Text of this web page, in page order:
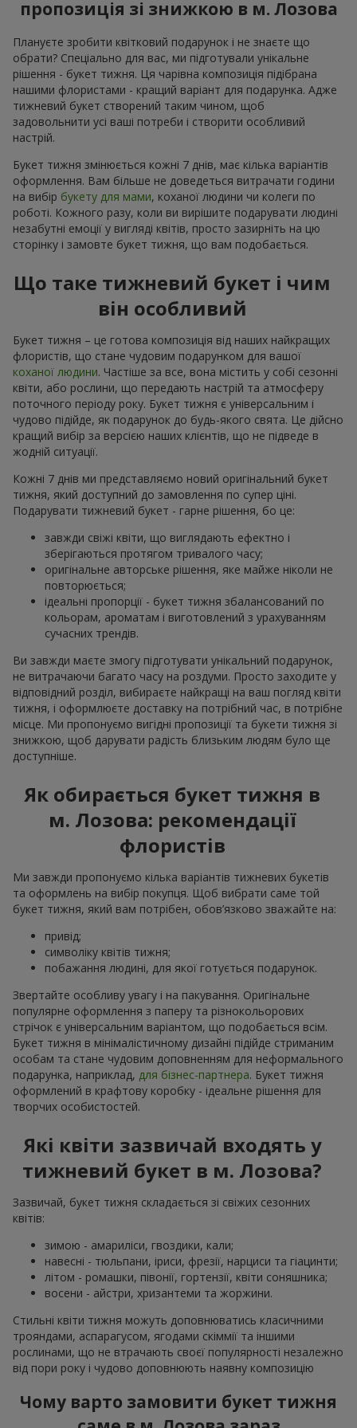
пропозиція зі знижкою в м. Лозова
Плануєте зробити квітковий подарунок і не знаєте що
обрати? Спеціально для вас, ми підготували унікальне
рішення - букет тижня. Ця чарівна композиція підібрана
нашими флористами - кращий варіант для подарунка. Адже
тижневий букет створений таким чином, щоб
задовольнити усі ваші потреби і створити особливий
настрій.
Букет тижня змінюється кожні 7 днів, має кілька варіантів
оформлення. Вам більше не доведеться витрачати години
на вибір букету для мами, коханої людини чи колеги по
роботі. Кожного разу, коли ви вирішите подарувати людині
незабутні емоції у вигляді квітів, просто зазирніть на цю
сторінку і замовте букет тижня, що вам подобається.
Що таке тижневий букет і чим
він особливий
Букет тижня – це готова композиція від наших найкращих
флористів, що стане чудовим подарунком для вашої
коханої людини. Частіше за все, вона містить у собі сезонні
квіти, або рослини, що передають настрій та атмосферу
поточного періоду року. Букет тижня є універсальним і
чудово підійде, як подарунок до будь-якого свята. Це дійсно
кращий вибір за версією наших клієнтів, що не підведе в
жодній ситуації.
Кожні 7 днів ми представляємо новий оригінальний букет
тижня, який доступний до замовлення по супер ціні.
Подарувати тижневий букет - гарне рішення, бо це:
завжди свіжі квіти, що виглядають ефектно і
зберігаються протягом тривалого часу;
оригінальне авторське рішення, яке майже ніколи не
повторюється;
ідеальні пропорції - букет тижня збалансований по
кольорам, ароматам і виготовлений з урахуванням
сучасних трендів.
Ви завжди маєте змогу підготувати унікальний подарунок,
не витрачаючи багато часу на роздуми. Просто заходите у
відповідний розділ, вибираєте найкращі на ваш погляд квіти
тижня, і оформлюєте доставку на потрібний час, в потрібне
місце. Ми пропонуємо вигідні пропозиції та букети тижня зі
знижкою, щоб дарувати радість близьким людям було ще
доступніше.
Як обирається букет тижня в
м. Лозова: рекомендації
флористів
Ми завжди пропонуємо кілька варіантів тижневих букетів
та оформлень на вибір покупця. Щоб вибрати саме той
букет тижня, який вам потрібен, обов’язково зважайте на:
привід;
символіку квітів тижня;
побажання людині, для якої готується подарунок.
Звертайте особливу увагу і на пакування. Оригінальне
популярне оформлення з паперу та різнокольорових
стрічок є універсальним варіантом, що подобається всім.
Букет тижня в мінімалістичному дизайні підійде стриманим
особам та стане чудовим доповненням для неформального
подарунка, наприклад, для бізнес-партнера. Букет тижня
оформлений в крафтову коробку - ідеальне рішення для
творчих особистостей.
Які квіти зазвичай входять у
тижневий букет в м. Лозова?
Зазвичай, букет тижня складається зі свіжих сезонних
квітів:
зимою - амариліси, гвоздики, кали;
навесні - тюльпани, іриси, фрезії, нарциси та гіацинти;
літом - ромашки, півонії, гортензії, квіти соняшника;
восени - айстри, хризантеми та жоржини.
Стильні квіти тижня можуть доповнюватись класичними
трояндами, аспарагусом, ягодами скіммії та іншими
рослинами, що не втрачають своєї популярності незалежно
від пори року і чудово доповнюють наявну композицію
Чому варто замовити букет тижня